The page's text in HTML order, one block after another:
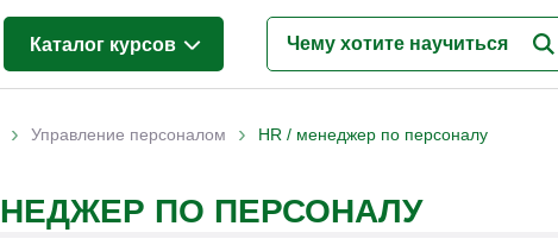
Каталог курсов
Кадровый менеджмент (5)
› Управление персоналом › HR / менеджер по персоналу
ПО ПЕРСОНАЛУ